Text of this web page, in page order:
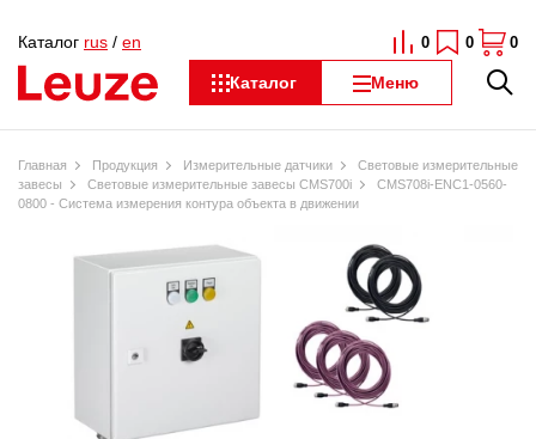
Каталог Меню
Каталог rus / en 0 0 0
Главная Продукция Измерительные датчики
Световые измерительные
завесы
Световые измерительные завесы CMS700i
CMS708i-ENC1-0560-
0800 - Система измерения контура объекта в движении